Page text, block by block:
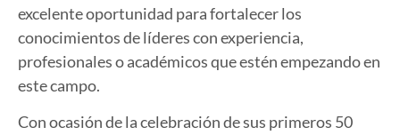
excelente oportunidad para fortalecer los
conocimientos de líderes con experiencia,
profesionales o académicos que estén empezando en
este campo.
Con ocasión de la celebración de sus primeros 50